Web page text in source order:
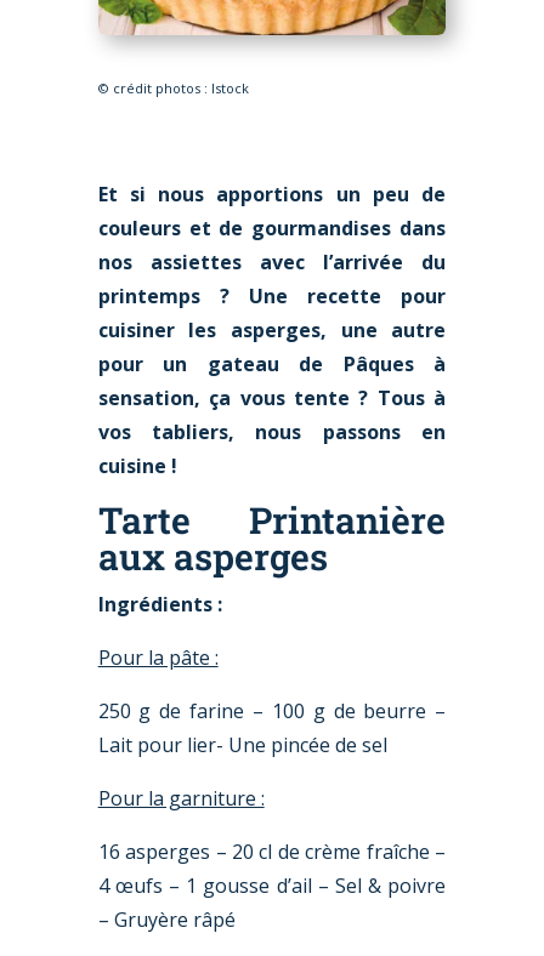
© crédit photos : Istock
Et si nous apportions un peu de
couleurs et de gourmandises dans
nos assiettes avec l’arrivée du
printemps ? Une recette pour
cuisiner les asperges, une autre
pour un gateau de Pâques à
sensation, ça vous tente ? Tous à
vos tabliers, nous passons en
cuisine !
Tarte Printanière
aux asperges
Ingrédients :
Pour la pâte :
250 g de farine – 100 g de beurre –
Lait pour lier- Une pincée de sel
Pour la garniture :
16 asperges – 20 cl de crème fraîche –
4 œufs – 1 gousse d’ail – Sel & poivre
– Gruyère râpé